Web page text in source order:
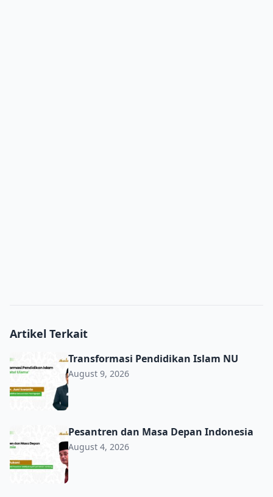
Artikel Terkait
Transformasi Pendidikan Islam NU
Transformasi Pendidikan Islam NU
August 9, 2026
Pesantren dan Masa Depan Indonesia
Pesantren dan Masa Depan Indonesia
August 4, 2026